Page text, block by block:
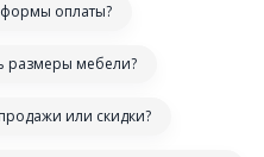
оплаты?
размеры мебели?
или скидки?